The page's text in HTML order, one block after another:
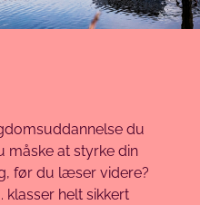
du
måske at styrke din
før du læser videre?
klasser helt sikkert